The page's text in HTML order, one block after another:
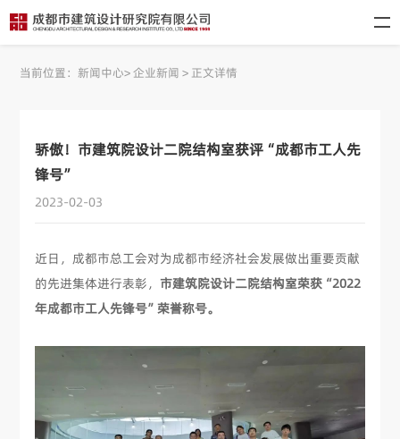
当前位置： 新闻中心>企业新闻 > 正文详情
骄傲！市建筑院设计二院结构室获评“成都市工人先
锋号”
2023-02-03
近日，成都市总工会对为成都市经济社会发展做出重要贡献
的先进集体进行表彰，市建筑院设计二院结构室荣获“2022
年成都市工人先锋号”荣誉称号。